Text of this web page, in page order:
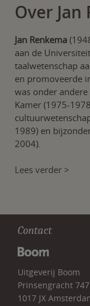
Over Jan
Jan Renkema
aan de
taalwetenschap
en promoveerde
was onder
Kamer (1975-
1989) en
2004).
Lees verder >
Contact
Uitgeverij Boom
Prinsengracht 747
1017 JX